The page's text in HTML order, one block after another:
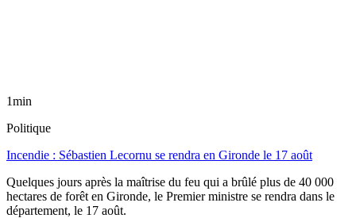
1min
Politique
Incendie : Sébastien Lecornu se rendra en Gironde le 17 août
Quelques jours après la maîtrise du feu qui a brûlé plus de 40 000
hectares de forêt en Gironde, le Premier ministre se rendra dans le
département, le 17 août.